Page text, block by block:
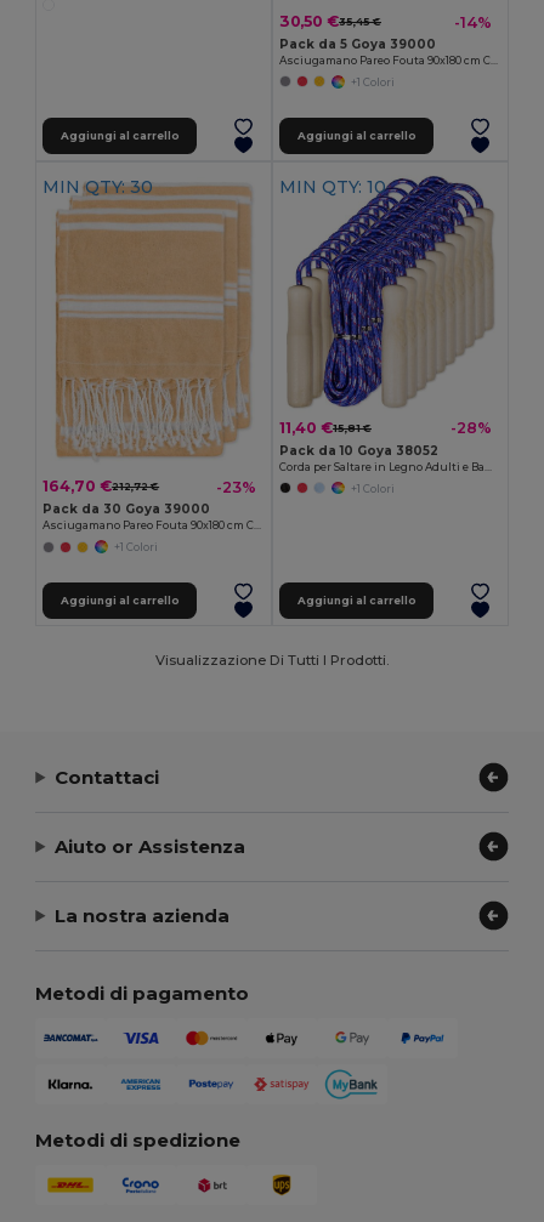
Aggiungi al carrello
30,50 €35,45 € -14%
Pack da 5 Goya 39000
Asciugamano Pareo Fouta 90x180 cm Cotone/Poliester ZANZIBAR
+1 Colori
Aggiungi al carrello
MIN QTY: 30
164,70 €212,72 € -23%
Pack da 30 Goya 39000
Asciugamano Pareo Fouta 90x180 cm Cotone/Poliester ZANZIBAR
+1 Colori
Aggiungi al carrello
MIN QTY: 10
11,40 €15,81 € -28%
Pack da 10 Goya 38052
+1 Colori
Aggiungi al carrello
Visualizzazione Di Tutti I Prodotti.
Contattaci
Aiuto or Assistenza
La nostra azienda
Metodi di pagamento
Metodi di spedizione